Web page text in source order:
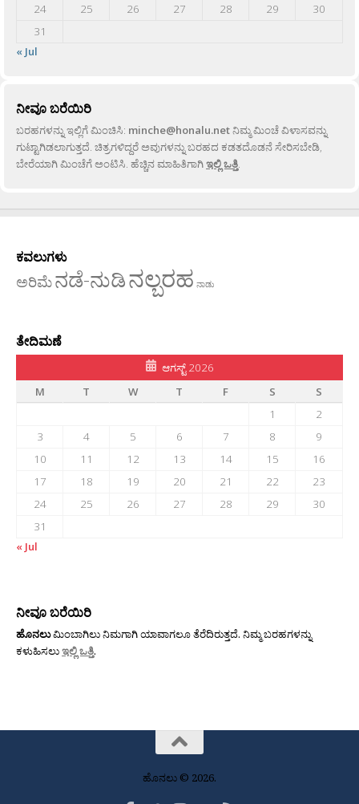
24
25 26 27 28 29
30
31
« Jul
ನೀವೂ ಬರೆಯಿರಿ
ಬರಹಗಳನ್ನು ಇಲ್ಲಿಗೆ ಮಿಂಚಿಸಿ: minche@honalu.netನಿಮ್ಮ ಮಿಂಚೆ ವಿಳಾಸವನ್ನು
ಗುಟ್ಟಾಗಿಡಲಾಗುತ್ತದೆ. ಚಿತ್ರಗಳಿದ್ದರೆ ಅವುಗಳನ್ನು ಬರಹದ ಕಡತದೊಡನೆ ಸೇರಿಸಬೇಡಿ,
ಬೇರೆಯಾಗಿ ಮಿಂಚೆಗೆ ಅಂಟಿಸಿ. ಹೆಚ್ಚಿನ ಮಾಹಿತಿಗಾಗಿಇಲ್ಲಿ ಒತ್ತಿ.
ಕವಲುಗಳು
ಅರಿಮೆನಡೆ-ನುಡಿನಲ್ಬರಹ ನಾಡು
ತೇದಿಮಣೆ
ಆಗಸ್ಟ್ 2026
M
T W T F S
S
1
2
3
4 5 6 7 8
9
10
11 12 13 14 15
16
17
18 19 20 21 22
23
24
25 26 27 28 29
30
31
« Jul
ನೀವೂ ಬರೆಯಿರಿ
ಹೊನಲುಮಿಂಬಾಗಿಲು ನಿಮಗಾಗಿ ಯಾವಾಗಲೂ ತೆರೆದಿರುತ್ತದೆ. ನಿಮ್ಮ ಬರಹಗಳನ್ನು
ಕಳುಹಿಸಲುಇಲ್ಲಿ ಒತ್ತಿ.
ಹೊನಲು © 2026.